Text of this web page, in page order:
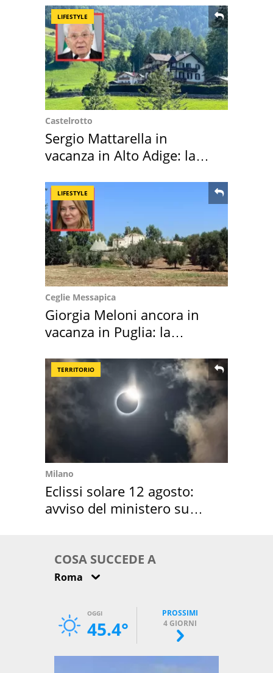
LIFESTYLE
Castelrotto
Sergio Mattarella in
vacanza in Alto Adige: la
LIFESTYLE
Ceglie Messapica
Giorgia Meloni ancora in
vacanza in Puglia: la
TERRITORIO
Milano
Eclissi solare 12 agosto:
avviso del ministero su